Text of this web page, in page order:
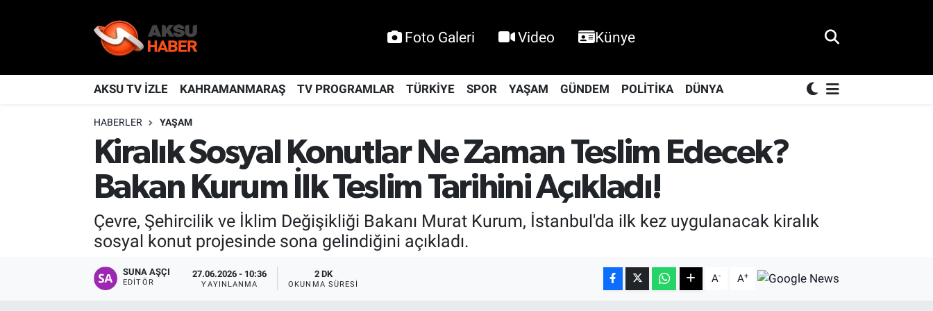
Foto Galeri Video Künye
AKSU TV İZLE KAHRAMANMARAŞ TV PROGRAMLAR TÜRKİYE SPOR YAŞAM GÜNDEM POLİTİKA DÜNYA
HABERLER YAŞAM
Kiralık Sosyal Konutlar Ne Zaman Teslim Edecek?
Bakan Kurum İlk Teslim Tarihini Açıkladı!
Çevre, Şehircilik ve İklim Değişikliği Bakanı Murat Kurum, İstanbul'da ilk kez uygulanacak kiralık
sosyal konut projesinde sona gelindiğini açıkladı.
SUNA AŞÇI
EDITÖR
27.06.2026 - 10:36
YAYINLANMA
2 DK
OKUNMA SÜRESI A- A+
KAHRAMANMARAŞ
Nöbetçi Eczaneler
Hava Durumu
Kahramanmaraş Namaz Vakitleri
Trafik Durumu
TFF 2.Lig Kırmızı Grup Puan Durumu ve Fikstür
Tüm Manşetler
Son Dakika Haberleri